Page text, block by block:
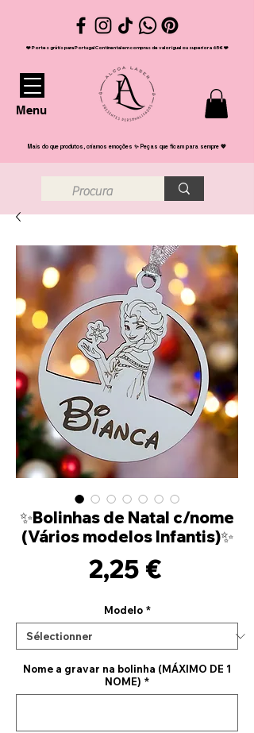
❤️ Portes grátis para Portugal Continental em compras de valor igual ou superior a 65€ ❤️
Menu
Mais do que produtos, criamos emoções ✨ Peças que ficam para sempre 💖
✨Bolinhas de Natal c/nome
(Vários modelos Infantis)✨
2,25 €Prix
Modelo *
Nome a gravar na bolinha (MÁXIMO DE 1
NOME) *